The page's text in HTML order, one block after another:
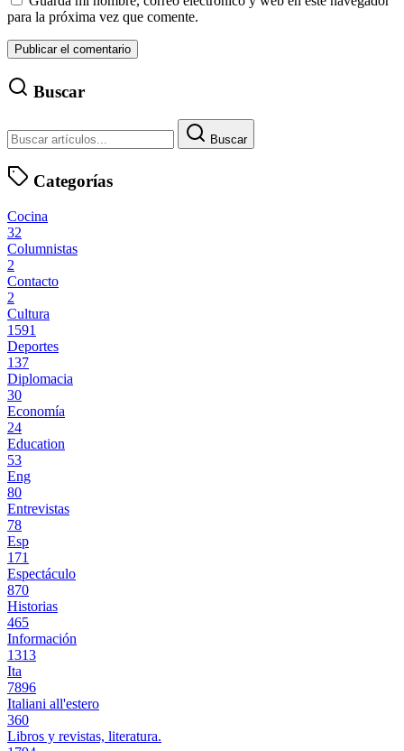
para la próxima vez que comente.
Buscar
Buscar
Categorías
Cocina
32
Columnistas
2
Contacto
2
Cultura
1591
Deportes
137
Diplomacia
30
Economía
24
Education
53
Eng
80
Entrevistas
78
Esp
171
Espectáculo
870
Historias
465
Información
1313
Ita
7896
Italiani all'estero
360
Libros y revistas, literatura.